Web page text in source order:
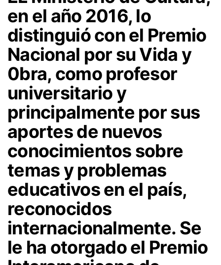
en el año 2016, lo
distinguió con el Premio
Nacional por su Vida y
0bra, como profesor
universitario y
principalmente por sus
aportes de nuevos
conocimientos sobre
temas y problemas
educativos en el país,
reconocidos
internacionalmente. Se
le ha otorgado el Premio